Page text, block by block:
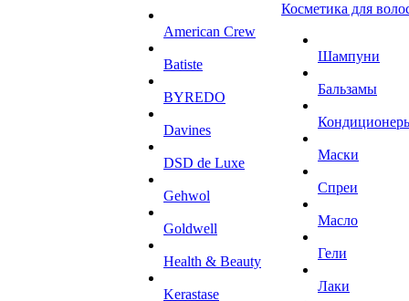
American Crew
Batiste
BYREDO
Davines
DSD de Luxe
Gehwol
Goldwell
Health & Beauty
Kerastase
Косметика для
Шампуни
Бальзамы
Маски
Спреи
Масло
Гели
Лаки